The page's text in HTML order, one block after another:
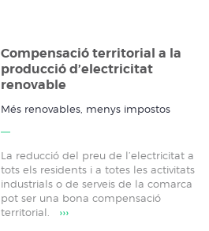
Compensació territorial a la
producció d’electricitat
renovable
Més renovables, menys impostos
La reducció del preu de l’electricitat a
tots els residents i a totes les activitats
industrials o de serveis de la comarca
pot ser una bona compensació
territorial. ›››